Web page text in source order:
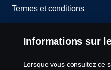
Termes et conditions
Informations sur
Lorsque vous consultez ce